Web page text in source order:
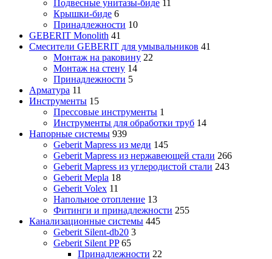
Подвесные унитазы-биде 11
Крышки-биде 6
Принадлежности 10
GEBERIT Monolith 41
Смесители GEBERIT для умывальников 41
Монтаж на раковину 22
Монтаж на стену 14
Принадлежности 5
Арматура 11
Инструменты 15
Прессовые инструменты 1
Инструменты для обработки труб 14
Напорные системы 939
Geberit Mapress из меди 145
Geberit Mapress из нержавеющей стали 266
Geberit Mapress из углеродистой стали 243
Geberit Mepla 18
Geberit Volex 11
Напольное отопление 13
Фитинги и принадлежности 255
Канализационные системы 445
Geberit Silent-db20 3
Geberit Silent PP 65
Принадлежности 22